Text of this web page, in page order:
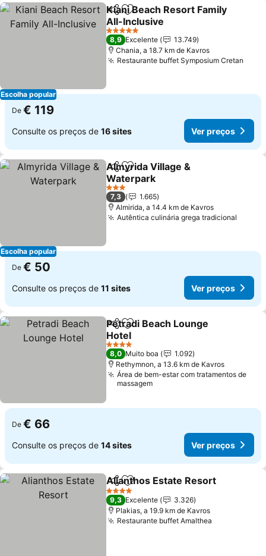
Escolha popular
PartilharAdicionar aos favoritos
Kiani Beach Resort Family
All-Inclusive
Ver preços
5 Estrelas
8,9 Excelente
13.749
Chania, a 18.7 km de Kavros
Restaurante buffet Symposium Cretan
De € 119
Consulte os preços de 16 sites Ver preços
Escolha popular
PartilharAdicionar aos favoritos
Almyrida Village &
Waterpark
Ver preços
3 Estrelas
7,3
1.665
Almirida, a 14.4 km de Kavros
Autêntica culinária grega tradicional
De € 50
Consulte os preços de 11 sites Ver preços
PartilharAdicionar aos favoritos
Petradi Beach Lounge
Hotel
Ver preços
4 Estrelas
8,0 Muito boa
1.092
Rethymnon, a 13.6 km de Kavros
Área de bem-estar com tratamentos de
massagem
De € 66
Consulte os preços de 14 sites Ver preços
PartilharAdicionar aos favoritos
Alianthos Estate Resort
4 Estrelas
9,3 Excelente
3.326
Plakias, a 19.9 km de Kavros
Restaurante buffet Amalthea